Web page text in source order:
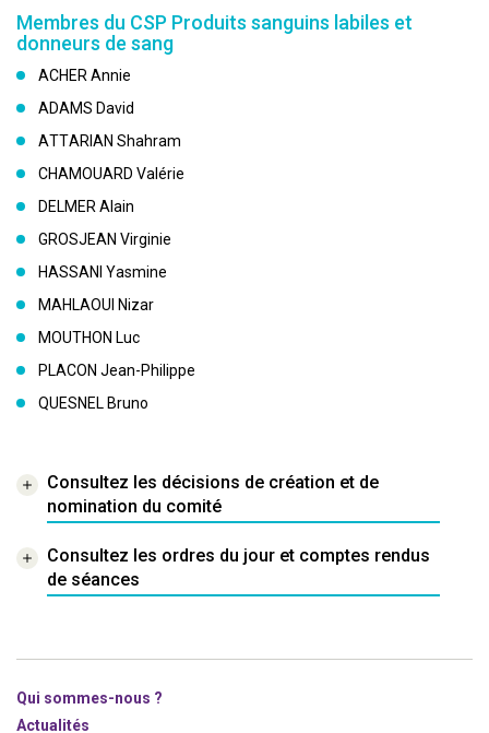
Membres du CSP Produits sanguins labiles et
donneurs de sang
ACHER Annie
ADAMS David
ATTARIAN Shahram
CHAMOUARD Valérie
DELMER Alain
GROSJEAN Virginie
HASSANI Yasmine
MAHLAOUI Nizar
MOUTHON Luc
PLACON Jean-Philippe
QUESNEL Bruno
Consultez les décisions de création et de
nomination du comité
Consultez les ordres du jour et comptes rendus
de séances
Qui sommes-nous ?
Actualités